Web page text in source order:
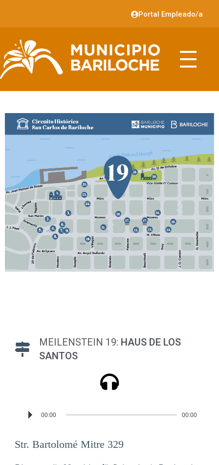
Portal Empleado/a
MEILENSTEIN 19: HAUS DE LOS
SANTOS
Reproductor
00:00 00:00
Str. Bartolomé Mitre 329